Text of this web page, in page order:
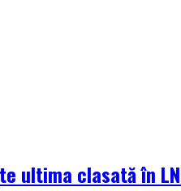
ultima clasată în